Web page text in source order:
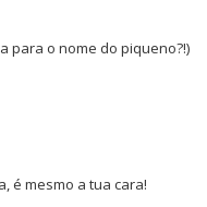
para o nome do piqueno?!)
é mesmo a tua cara!